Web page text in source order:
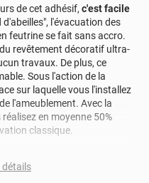
de cet adhésif, c'est facile
l'évacuation des
feutrine se fait sans accro.
revêtement décoratif ultra-
travaux. De plus, ce
Sous l'action de la
sur laquelle vous l'installez
l'ameublement. Avec la
en moyenne 50%
classique.
vos murs ou meubles,
avec une excellente
détails